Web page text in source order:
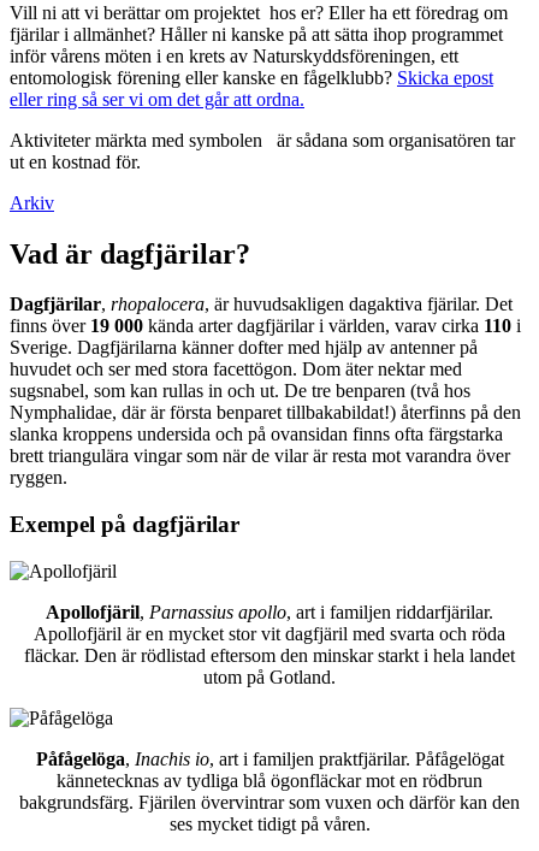
Vill ni att vi berättar om projektet hos er? Eller ha ett föredrag om
fjärilar i allmänhet? Håller ni kanske på att sätta ihop programmet
inför vårens möten i en krets av Naturskyddsföreningen, ett
entomologisk förening eller kanske en fågelklubb? Skicka epost
eller ring så ser vi om det går att ordna.
Aktiviteter märkta med symbolen
är sådana som organisatören tar
ut en kostnad för.
Arkiv
Vad är dagfjärilar?
Dagfjärilar, rhopalocera, är huvudsakligen dagaktiva fjärilar. Det
finns över 19 000 kända arter dagfjärilar i världen, varav cirka 110 i
Sverige. Dagfjärilarna känner dofter med hjälp av antenner på
huvudet och ser med stora facettögon. Dom äter nektar med
sugsnabel, som kan rullas in och ut. De tre benparen (två hos
Nymphalidae, där är första benparet tillbakabildat!) återfinns på den
slanka kroppens undersida och på ovansidan finns ofta färgstarka
brett triangulära vingar som när de vilar är resta mot varandra över
ryggen.
Exempel på dagfjärilar
Apollofjäril, Parnassius apollo, art i familjen riddarfjärilar.
Apollofjäril är en mycket stor vit dagfjäril med svarta och röda
fläckar. Den är rödlistad eftersom den minskar starkt i hela landet
utom på Gotland.
Påfågelöga, Inachis io, art i familjen praktfjärilar. Påfågelögat
kännetecknas av tydliga blå ögonfläckar mot en rödbrun
bakgrundsfärg. Fjärilen övervintrar som vuxen och därför kan den
ses mycket tidigt på våren.